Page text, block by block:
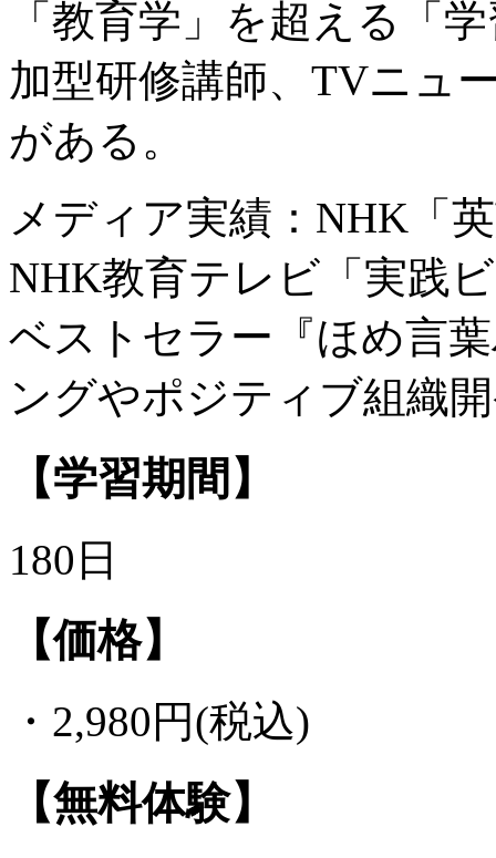
「教育学」を超える「
加型研修講師、TVニュ
がある。
メディア実績：NHK「
NHK教育テレビ「実践
ベストセラー『ほめ言
ングやポジティブ組織
【学習期間】
180日
【価格】
・2,980円(税込)
【無料体験】